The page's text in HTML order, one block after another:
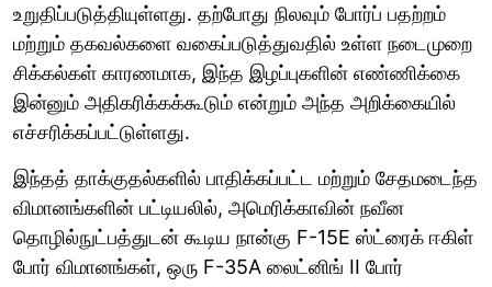
உறுதிப்படுத்தியுள்ளது. தற்போது நிலவும் போர்ப் பதற்றம்
மற்றும் தகவல்களை வகைப்படுத்துவதில் உள்ள நடைமுறை
சிக்கல்கள் காரணமாக, இந்த இழப்புகளின் எண்ணிக்கை
இன்னும் அதிகரிக்கக்கூடும் என்றும் அந்த அறிக்கையில்
எச்சரிக்கப்பட்டுள்ளது.
இந்தத் தாக்குதல்களில் பாதிக்கப்பட்ட மற்றும் சேதமடைந்த
விமானங்களின் பட்டியலில், அமெரிக்காவின் நவீன
தொழில்நுட்பத்துடன் கூடிய நான்கு F-15E ஸ்ட்ரைக் ஈகிள்
போர் விமானங்கள், ஒரு F-35A லைட்னிங் II போர்